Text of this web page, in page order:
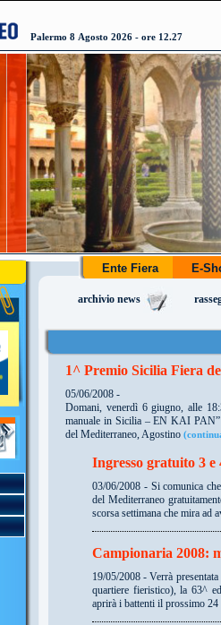
Palermo 8 Agosto 2026 - ore 12.27
Ente Fiera E-
archivio news
1^ Premio Sicilia Fiera
05/06/2008 -
Domani, venerdì 6 giugno, alle
manuale in Sicilia – EN KAI PAN”
del Mediterraneo, Agostino
Ingresso gratuito 3 e
03/06/2008 - Si comunica
del Mediterraneo
scorsa settimana che mira ad
Campionaria 2008:
19/05/2008 - Verrà
quartiere fieristico), la 63^
aprirà i battenti il prossimo